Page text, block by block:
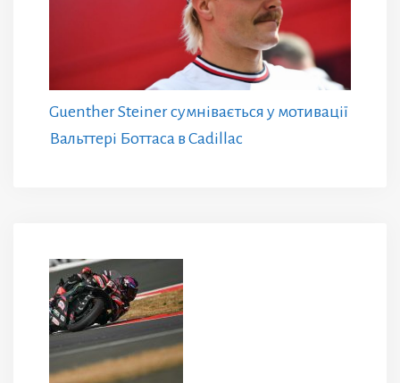
Guenther Steiner сумнівається у мотивації
Вальттері Боттаса в Cadillac